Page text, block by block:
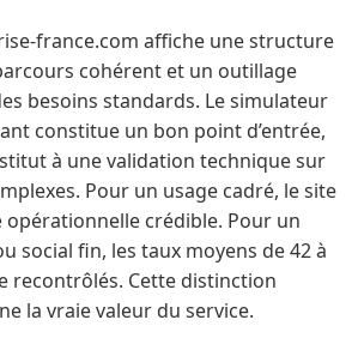
france.com affiche une structure
cohérent et un outillage
besoins standards. Le simulateur
constitue un bon point d’entrée,
à une validation technique sur
Pour un usage cadré, le site
crédible. Pour un
social fin, les taux moyens de 42 à
recontrôlés. Cette distinction
la vraie valeur du service.